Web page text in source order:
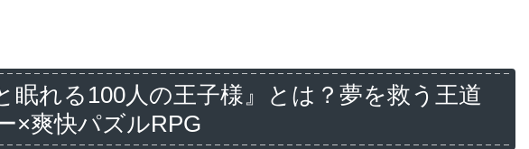
眠れる100人の王子様』とは？夢を救う王道
×爽快パズルRPG